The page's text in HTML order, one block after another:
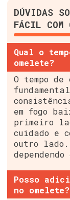
DÚVIDAS
FÁCIL COM
Qual o
omelete?
O tempo de
em fogo
primeiro
cuidado e
outro lado.
Posso
no omelete?